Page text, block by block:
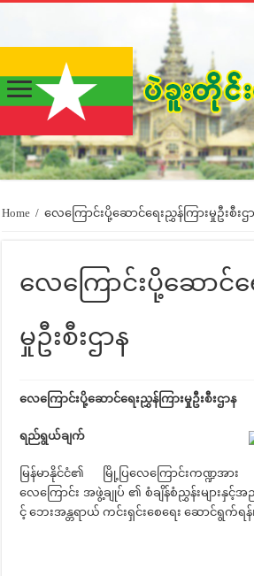
Home / လေကြောင်းပို့ဆောင်ရေးညွှန်ကြားမှုဦးစီးဌ
လေကြောင်းပို့ဆောင်ရ
မှုဦးစီးဌာန
လေကြောင်းပို့ဆောင်ရေးညွှန်ကြားမှုဦးစီးဌာန
ရည်ရွယ်ချက်
မြန်မာနိုင်ငံ၏ မြို့ပြလေကြောင်းကဏ္ဍအား
လေကြောင်း အဖွဲ့ချုပ် ၏ စံချိန်စံညွှန်းများနှင့်
င့် ဘေးအန္တရာယ် ကင်းရှင်းစေရေး ဆောင်ရွက်ရန်